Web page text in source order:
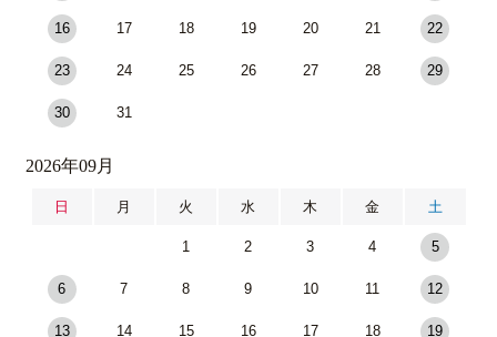
16 17 18 19 20 21 22
23 24 25 26 27 28 29
30 31
2026年09月
日 月 火 水 木 金 土
1 2 3 4 5
6 7 8 9 10 11 12
13 14 15 16 17 18 19